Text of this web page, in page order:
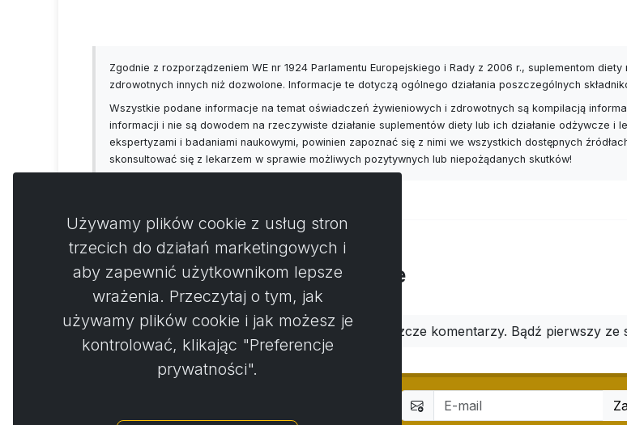
Zgodnie z rozporządzeniem WE nr 1924 Parlamentu Europejskiego i Rady z 2006 r., suplementom
zdrowotnych innych niż dozwolone. Informacje te dotyczą ogólnego działania poszczególnych
Wszystkie podane informacje na temat oświadczeń żywieniowych i zdrowotnych są kompilacją
informacji i nie są dowodem na rzeczywiste działanie suplementów diety lub ich działanie odżywcze
ekspertyzami i badaniami naukowymi, powinien zapoznać się z nimi we wszystkich dostępnych
skonsultować się z lekarzem w sprawie możliwych pozytywnych lub niepożądanych skutków!
0 Komentarze
Nie ma jeszcze komentarzy. Bądź pierwszy ze
Używamy plików cookie z usług stron
trzecich do działań marketingowych i
aby zapewnić użytkownikom lepsze
wrażenia. Przeczytaj o tym, jak
używamy plików cookie i jak możesz je
kontrolować, klikając "Preferencje
prywatności".